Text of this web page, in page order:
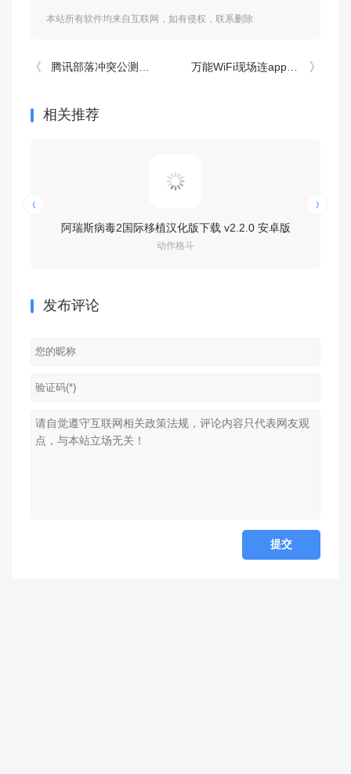
本站所有软件均来自互联网，如有侵权，联系删除
腾讯部落冲突公测版 v18.107.1安卓版 万能WiFi现场连appv1.0.1 安卓版
相关推荐
阿瑞斯病毒2国际移植汉化版下载 v2.2.0 安卓版
动作格斗
发布评论